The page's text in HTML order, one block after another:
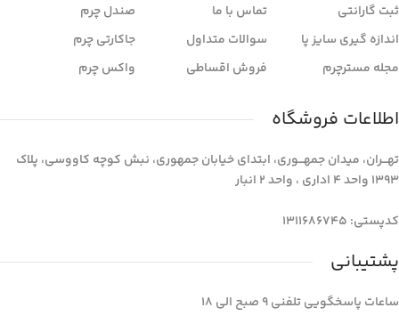
ثبت گارانتی
اندازه گیری سایز پا
مجله مسترچرم
تماس با ما
سوالات متداول
فروش اقساطی
صندل چرم
جاکارتی چرم
واکس چرم
اطلاعات فروشگاه
تهـــران، میدان جمهـــوری، ابتدای خیابان جمهوری، نبش کوچه کاووسی، پلاک
1393 واحد 4 اداری ، واحد 2 انبار
کدپستی: 1311686745
پشتیبانی
ساعات پاسخگویی تلفنی 9 صبح الی 18